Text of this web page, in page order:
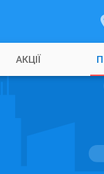
АКЦІЇ